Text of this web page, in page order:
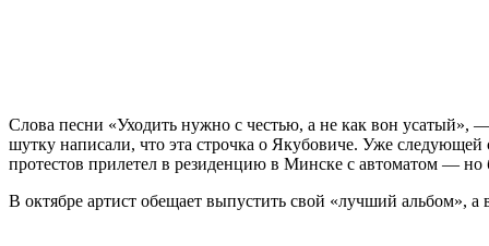
Слова песни «Уходить нужно с честью, а не как вон
шутку написали, что эта строчка о Якубовиче. Уже следующей
протестов прилетел в резиденцию в Минске с автоматом — но
В октябре артист обещает выпустить свой «лучший альбом», а